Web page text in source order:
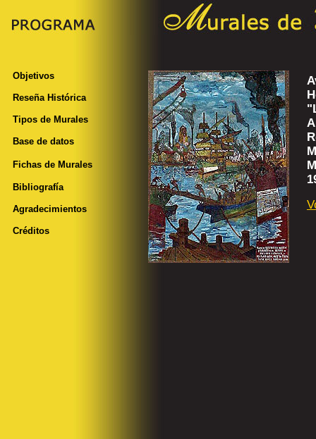
Objetivos
Reseña Histórica
Tipos de Murales
Base de datos
Fichas de Murales
Bibliografía
Agradecimientos
Créditos